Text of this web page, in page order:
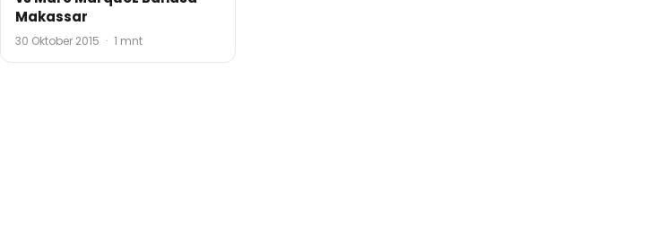
Makassar
30 Oktober 2015 · 1 mnt